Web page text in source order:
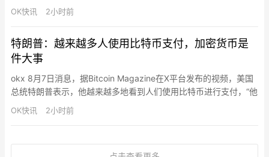
门 IPO 的发行价收益主要集中在承销机构、专业投资者和高净值客
户手中。如今，加密平台正借助稳定币账户、全球用户网络和代币
重新包装为更易触达的金融产品。直通 …
OK快讯 2小时前
特朗普：越来越多人使用比特币支付，加密货币是
件大事
okx 8月7日消息，据Bitcoin Magazine在X平台发布的视频，美国
总统特朗普表示，他越来越多地看到人们使用比特币进行支付，“他
们甚至已经不知道现金为何物”。特朗普称，“加密货币是件大事。”
OK快讯 2小时前